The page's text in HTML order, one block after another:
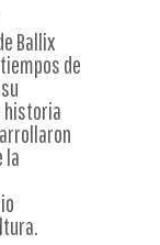
turística
Ballix
de
historia
la